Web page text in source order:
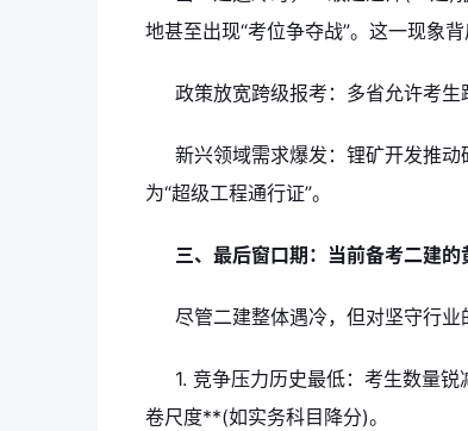
地甚至出现“考位争夺战”。这一现象背
政策放宽跨级报考：多省允许考生
新兴领域需求爆发：锂矿开发推
为“超级工程通行证”。
三、最后窗口期：当前备考二建的
尽管二建整体遇冷，但对坚守行
1. 竞争压力历史最低：考生数量
卷尺度**(如实务科目降分)。